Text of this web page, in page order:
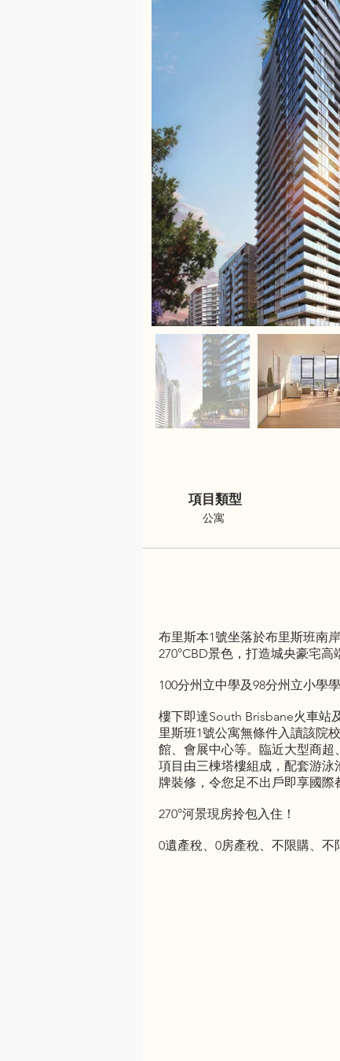
布里斯本1號坐落於布里斯班南
270°CBD景色，打造城央豪宅高
100分州立中學及98分州立小學
樓下即達South Brisbane火車站
里斯班1號公寓無條件入讀該院
館、會展中心等。臨近大型商超
項目由三棟塔樓組成，配套游
牌裝修，令您足不出戶即享國際
270°河景現房拎包入住！
0遺產稅、0房產稅、不限購、不
項目類型
公寓